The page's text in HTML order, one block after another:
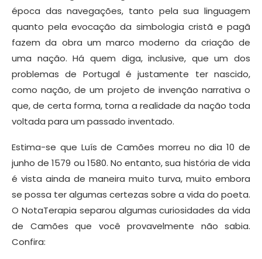
época das navegações, tanto pela sua linguagem
quanto pela evocação da simbologia cristã e pagã
fazem da obra um marco moderno da criação de
uma nação. Há quem diga, inclusive, que um dos
problemas de Portugal é justamente ter nascido,
como nação, de um projeto de invenção narrativa o
que, de certa forma, torna a realidade da nação toda
voltada para um passado inventado.
Estima-se que Luís de Camões morreu no dia 10 de
junho de 1579 ou 1580. No entanto, sua história de vida
é vista ainda de maneira muito turva, muito embora
se possa ter algumas certezas sobre a vida do poeta.
O NotaTerapia separou algumas curiosidades da vida
de Camões que você provavelmente não sabia.
Confira: